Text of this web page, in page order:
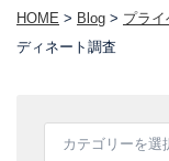
HOME > Blog > プライ
ディネート調査